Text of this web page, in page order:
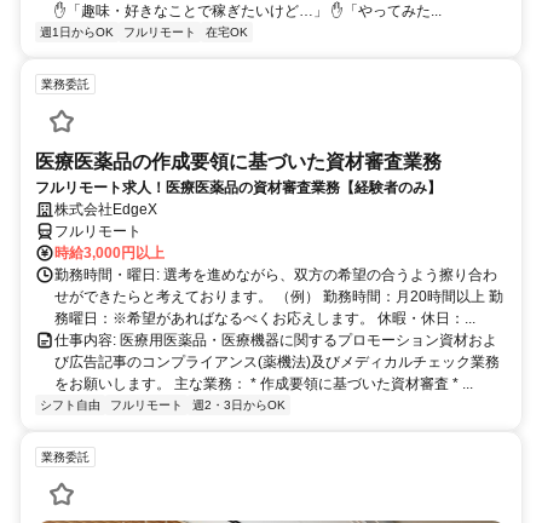
✋「趣味・好きなことで稼ぎたいけど…」 ✋「やってみた...
週1日からOK フルリモート 在宅OK
業務委託
医療医薬品の作成要領に基づいた資材審査業務
フルリモート求人！医療医薬品の資材審査業務【経験者のみ】
株式会社EdgeX
フルリモート
時給3,000円以上
勤務時間・曜日: 選考を進めながら、双方の希望の合うよう擦り合わ
せができたらと考えております。 （例） 勤務時間：月20時間以上 勤
務曜日：※希望があればなるべくお応えします。 休暇・休日：...
仕事内容: 医療用医薬品・医療機器に関するプロモーション資材およ
び広告記事のコンプライアンス(薬機法)及びメディカルチェック業務
をお願いします。 主な業務： * 作成要領に基づいた資材審査 * ...
シフト自由 フルリモート 週2・3日からOK
業務委託